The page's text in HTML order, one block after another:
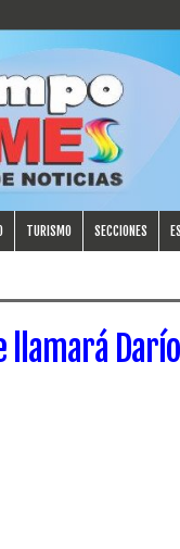
TURISMO SECCIONES
llamará